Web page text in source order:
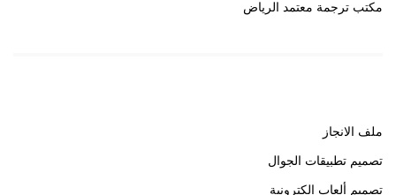
مكتب ترجمة معتمد الرياض
ملف الانجاز
تصميم تطبيقات الجوال
تصميم ألعاب إلكترونية